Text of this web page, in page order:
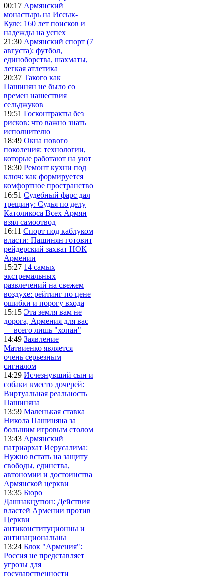
00:17 Армянский
монастырь на Иссык-
Куле: 160 лет поисков и
надежды на успех
21:30 Армянский спорт (7
августа): футбол,
единоборства, шахматы,
легкая атлетика
20:37 Такого как
Пашинян не было со
времен нашествия
сельджуков
19:51 Госконтракты без
рисков: что важно знать
исполнителю
18:49 Окна нового
поколения: технологии,
которые работают на уют
18:30 Ремонт кухни под
ключ: как формируется
комфортное пространство
16:51 Судебный фарс дал
трещину: Судья по делу
Католикоса Всех Армян
взял самоотвод
16:11 Спорт под каблуком
власти: Пашинян готовит
рейдерский захват НОК
Армении
15:27 14 самых
экстремальных
развлечений на свежем
воздухе: рейтинг по цене
ошибки и порогу входа
15:15 Эта земля вам не
дорога, Армения для вас
— всего лишь "хопан"
14:49 Заявление
Матвиенко является
очень серьезным
сигналом
14:29 Исчезнувший сын и
собаки вместо дочерей:
Виртуальная реальность
Пашиняна
13:59 Маленькая ставка
Никола Пашиняна за
большим игровым столом
13:43 Армянский
патриархат Иерусалима:
Нужно встать на защиту
свободы, единства,
автономии и достоинства
Армянской церкви
13:35 Бюро
Дашнакцутюн: Действия
властей Армении против
Церкви
антиконституционны и
антинациональны
13:24 Блок "Армения":
Россия не представляет
угрозы для
государственности